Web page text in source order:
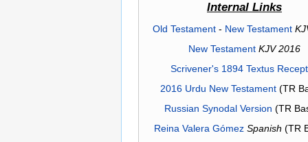
Internal Links
Old Testament- New Testament
New Testament KJV 2016
Scrivener's 1894 Textus
2016 Urdu New Testament(TR
Russian Synodal Version (TR
Reina Valera Gómez Spanish (TR